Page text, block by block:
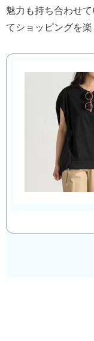
魅力も持ち合わせ
てショッピングを楽